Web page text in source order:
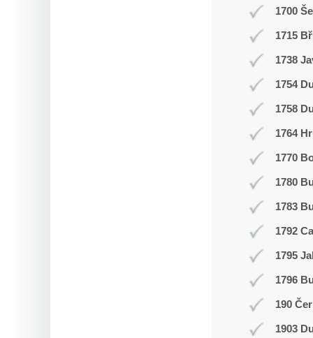
1700
1715
1738
1754
1758
1764
1770
1780
1783
1792
1795
1796
190
1903